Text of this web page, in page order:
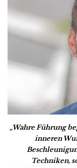
„Wahre Führung
inneren
Techniken,